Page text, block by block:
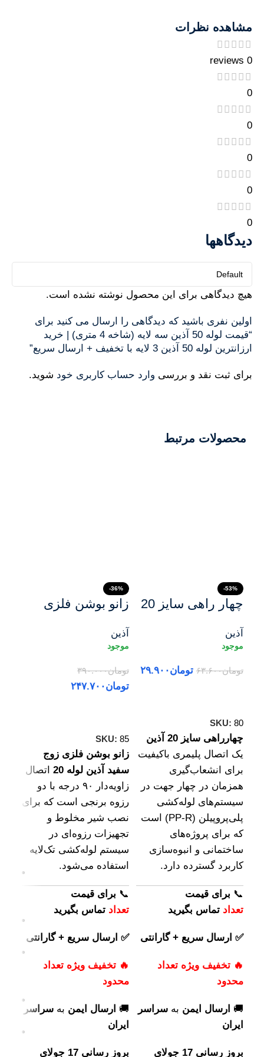
مشاهده نظرات
0 reviews
0
0
0
0
0
دیدگاهها
هیچ دیدگاهی برای این محصول نوشته نشده است.
اولین نفری باشید که دیدگاهی را ارسال می کنید برای
“قیمت لوله 50 آذین سه لایه (شاخه 4 متری) | خرید
ارزانترین لوله 50 آذین 3 لایه با تخفیف + ارسال سریع”
برای ثبت نقد و بررسی وارد حساب کاربری خود شوید.
محصولات مرتبط
-53%
چهار راهی سایز 20
کیفیت برای
آذین
تومان۶۳.۶۰۰ تومان۲۹.۹۰۰
SKU: 80
چهارراهی سایز 20 آذین
یک اتصال پلیمری باکیفیت
برای انشعاب‌گیری
همزمان در چهار جهت در
سیستم‌های لوله‌کشی
پلی‌پروپیلن (PP‑R) است
که برای پروژه‌های
ساختمانی و انبوه‌سازی
کاربرد گسترده دارد.
📞 برای قیمت
تعداد تماس بگیرید
✅ ارسال سریع + گارانتی
🔥 تخفیف ویژه تعداد
محدود
🚚 ارسال ایمن به سراسر
ایران
بروز رسانی 17 جولای
-36%
زانو بوشن فلزی
مناسب برای
سرویس بهداشتی
آذین
تومان۳۹۰.۰۰۰
تومان۲۴۷.۷۰۰
SKU: 85
زانو بوشن فلزی زوج
سفید آذین لوله 20
اتصال
زاویه‌دار ۹۰ درجه با دو
رزوه برنجی است که برای
نصب شیر مخلوط و
تجهیزات رزوه‌ای در
سیستم لوله‌کشی تک‌لایه
استفاده می‌شود.
📞 برای قیمت
تعداد تماس بگیرید
✅ ارسال سریع + گارانتی
🔥 تخفیف ویژه تعداد
محدود
🚚 ارسال ایمن به سراسر
ایران
بروز رسانی 17 جولای